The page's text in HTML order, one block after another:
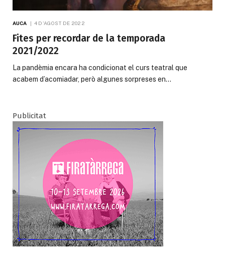
AUCA 4 D'AGOST DE 2022
Fites per recordar de la temporada
2021/2022
La pandèmia encara ha condicionat el curs teatral que
acabem d’acomiadar, però algunes sorpreses en…
Publicitat